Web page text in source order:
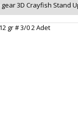
3D Crayfish Stand